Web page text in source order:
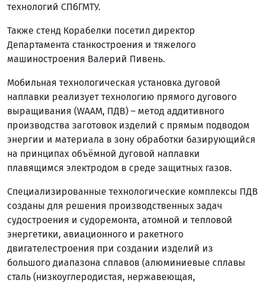
технологий СПбГМТУ.
Также стенд Корабелки посетил директор
Департамента станкостроения и тяжелого
машиностроения Валерий Пивень.
Мобильная технологическая установка дуговой
наплавки реализует технологию прямого дугового
выращивания (WAAM, ПДВ) – метод аддитивного
производства заготовок изделий с прямым подводом
энергии и материала в зону обработки базирующийся
на принципах объёмной дуговой наплавки
плавящимся электродом в среде защитных газов.
Специализированные технологические комплексы ПДВ
созданы для решения производственных задач
судостроения и судоремонта, атомной и тепловой
энергетики, авиационного и ракетного
двигателестроения при создании изделий из
большого диапазона сплавов (алюминиевые сплавы
сталь (низкоуглеродистая, нержавеющая,